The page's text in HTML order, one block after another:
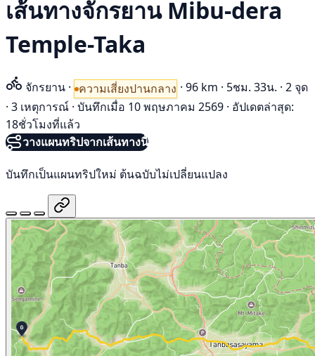
เส้นทางจักรยาน Mibu-dera
Temple-Taka
จักรยาน · ความเสี่ยงปานกลาง · 96 km · 5ชม. 33น. · 2 จุด
· 3 เหตุการณ์ · บันทึกเมื่อ 10 พฤษภาคม 2569 · อัปเดตล่าสุด:
18ชั่วโมงที่แล้ว
วางแผนทริปจากเส้นทางนี้
บันทึกเป็นแผนทริปใหม่ ต้นฉบับไม่เปลี่ยนแปลง